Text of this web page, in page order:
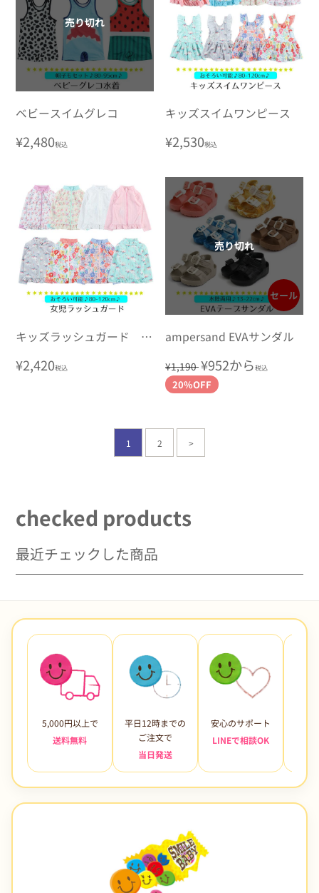
売り切れ
ベビースイムグレコ
通
格
¥2,480税込
キッズスイムワンピース
通
格
¥2,530税込
キッズラッシュガード 女
通
¥2,420税込
セール
売り切れ
ampersand EVAサンダル
通
常
格
¥1,190セ
ー
価
¥952から税込
20%OFF
1 2 >
checked products
最近チェックした商品
5,000円以上で
送料無料
平日12時までの
ご注文で
当日発送
安心のサポート
LINEで相談OK